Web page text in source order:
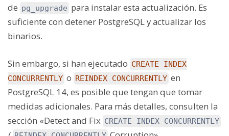
de pg_upgrade para instalar esta actualización. Es
suficiente con detener PostgreSQL y actualizar los
binarios.
Sin embargo, si han ejecutado CREATE INDEX
CONCURRENTLY o REINDEX CONCURRENTLY en
PostgreSQL 14, es posible que tengan que tomar
medidas adicionales. Para más detalles, consulten la
sección «Detect and Fix CREATE INDEX CONCURRENTLY